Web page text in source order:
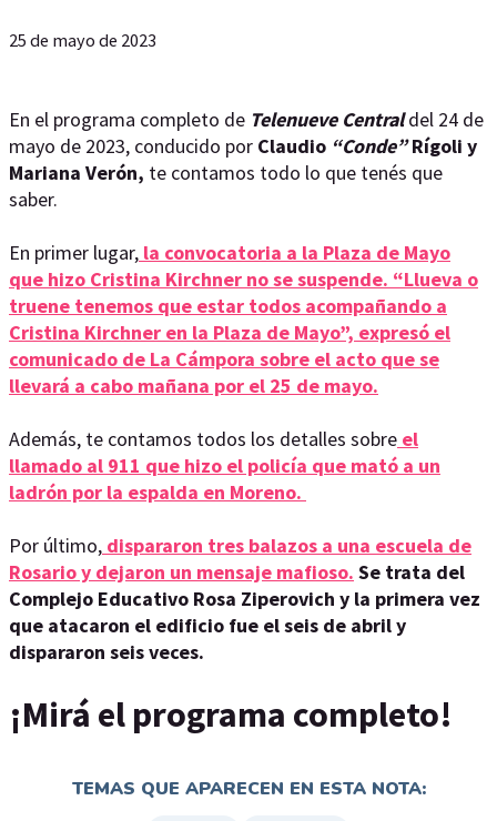
25 de mayo de 2023
En el programa completo de Telenueve Centraldel 24 de
mayo de 2023, conducido por Claudio “Conde”Rígoli y
Mariana Verón, te contamos todo lo que tenés que
saber.
En primer lugar, la convocatoria a la Plaza de Mayo
que hizo Cristina Kirchner no se suspende. “Llueva o
truene tenemos que estar todos acompañando a
Cristina Kirchner en la Plaza de Mayo”, expresó el
comunicado de La Cámpora sobre el acto que se
llevará a cabo mañana por el 25 de mayo.
Además, te contamos todos los detalles sobre el
llamado al 911 que hizo el policía que mató a un
ladrón por la espalda en Moreno.
Por último, dispararon tres balazos a una escuela de
Rosario y dejaron un mensaje mafioso. Se trata del
Complejo Educativo Rosa Ziperovich y la primera vez
que atacaron el edificio fue el seis de abril y
dispararon seis veces.
¡Mirá el programa completo!
TEMAS QUE APARECEN EN ESTA NOTA: